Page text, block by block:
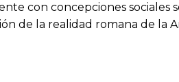
con concepciones sociales
de la realidad romana de